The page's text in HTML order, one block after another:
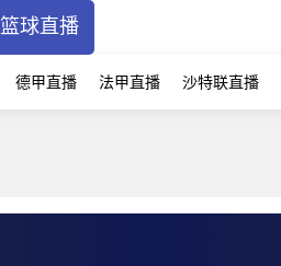
篮球直播
德甲直播 法甲直播 沙特联直播